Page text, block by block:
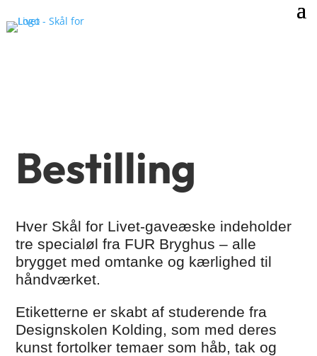
Bestilling
Hver Skål for Livet-gaveæske indeholder
tre specialøl fra FUR Bryghus – alle
brygget med omtanke og kærlighed til
håndværket.
Etiketterne er skabt af studerende fra
Designskolen Kolding, som med deres
kunst fortolker temaer som håb, tak og